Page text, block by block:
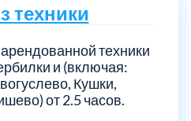
техники
техники
и (включая:
Кушки,
от 2.5 часов.